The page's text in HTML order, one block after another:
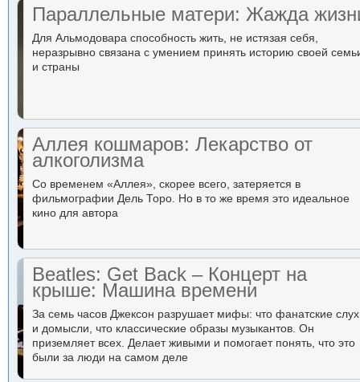
Параллельные матери: Жажда
Для Альмодовара способность жить, не истязая себя,
неразрывно связана с умением принять историю своей
и страны
Аллея кошмаров: Лекарство от
алкоголизма
Со временем «Аллея», скорее всего, затеряется в
фильмографии Дель Торо. Но в то же время это идеальное
кино для автора
Beatles: Get Back – Концерт на
крыше: Машина времени
За семь часов Джексон разрушает мифы: что фанатские
и домысли, что классические образы музыкантов. Он
приземляет всех. Делает живыми и помогает понять, что это
были за люди на самом деле